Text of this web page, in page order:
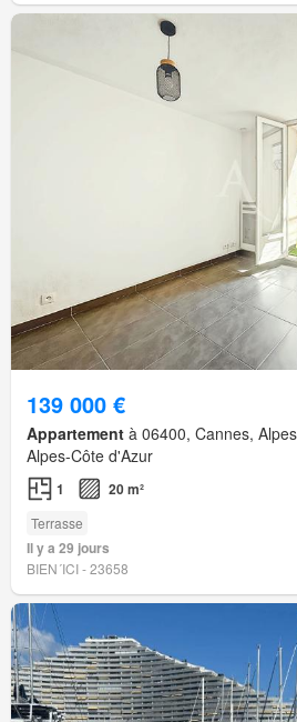
139 000 €
Appartement à 06400, Cannes,
Alpes-Côte d'Azur
1 20 m²
Terrasse
Il y a 29 jours
BIEN´ICI - 23658